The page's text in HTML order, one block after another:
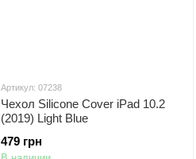
Артикул: 07238
Чехол Silicone Cover iPad 10.2
(2019) Light Blue
479 грн